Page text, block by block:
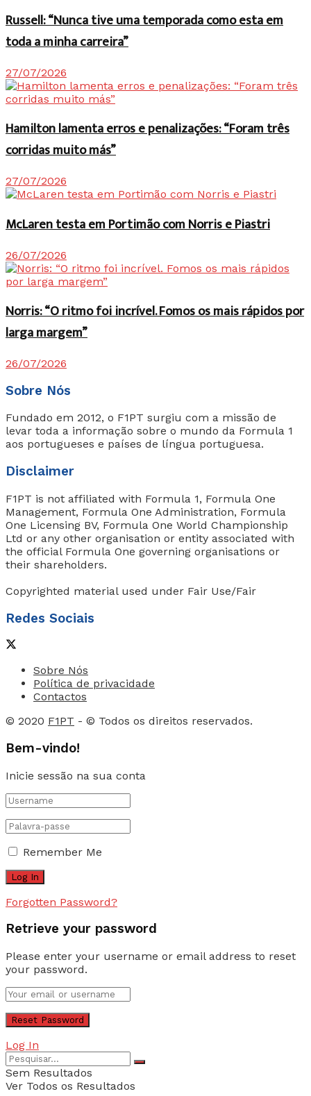
Russell: “Nunca tive uma temporada como esta em
toda a minha carreira”
27/07/2026
Hamilton lamenta erros e penalizações: “Foram três
corridas muito más”
27/07/2026
McLaren testa em Portimão com Norris e Piastri
26/07/2026
Norris: “O ritmo foi incrível. Fomos os mais rápidos por
larga margem”
26/07/2026
Sobre Nós
Fundado em 2012, o F1PT surgiu com a missão de
levar toda a informação sobre o mundo da Formula 1
aos portugueses e países de língua portuguesa.
Disclaimer
F1PT is not affiliated with Formula 1, Formula One
Management, Formula One Administration, Formula
One Licensing BV, Formula One World Championship
Ltd or any other organisation or entity associated with
the official Formula One governing organisations or
their shareholders.
Copyrighted material used under Fair Use/Fair
Redes Sociais
Sobre Nós
Política de privacidade
Contactos
© 2020 F1PT - © Todos os direitos reservados.
Bem-vindo!
Inicie sessão na sua conta
Remember Me
Forgotten Password?
Retrieve your password
Please enter your username or email address to reset
your password.
Log In
Sem Resultados
Ver Todos os Resultados